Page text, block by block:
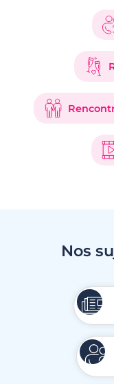
Une balade à
Rencontre à
Nos